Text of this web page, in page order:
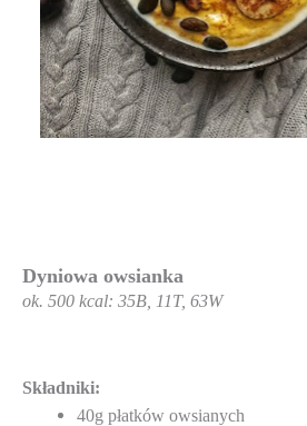
Dyniowa owsianka
ok. 500 kcal: 35B, 11T, 63W
Składniki:
40g płatków owsianych